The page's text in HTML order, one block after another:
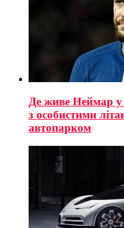
Де живе Неймар у
з особистими
автопарком